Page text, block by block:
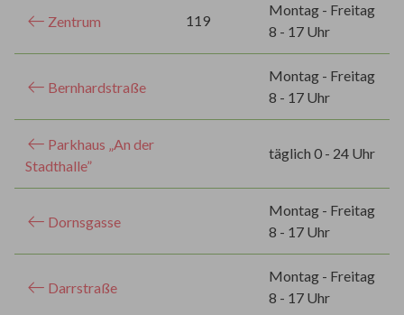
Zentrum 119
Montag - Freitag
8 - 17 Uhr
Bernhardstraße
Montag - Freitag
8 - 17 Uhr
Parkhaus „An der
Stadthalle”
täglich 0 - 24 Uhr
Dornsgasse
Montag - Freitag
8 - 17 Uhr
Darrstraße
Montag - Freitag
8 - 17 Uhr